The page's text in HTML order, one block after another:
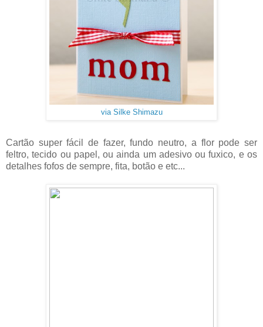
via Silke Shimazu
Cartão super fácil de fazer, fundo neutro, a flor pode ser
feltro, tecido ou papel, ou ainda um adesivo ou fuxico, e os
detalhes fofos de sempre, fita, botão e etc...